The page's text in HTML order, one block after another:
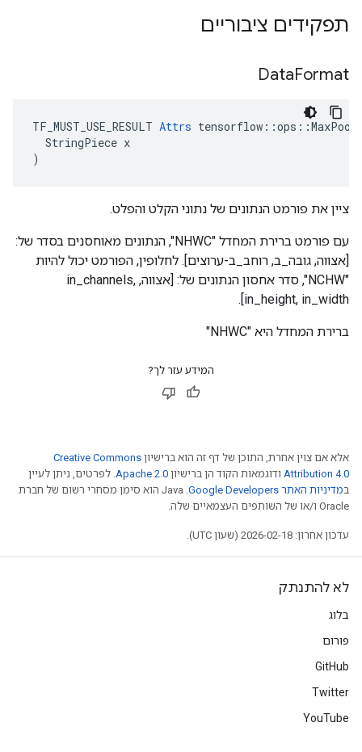
תפקידים ציבוריים
DataFormat
TF_MUST_USE_RESULT Attrs
  StringPiece x
)
ציין את פורמט הנתונים של נתוני הקלט והפלט.
עם פורמט ברירת המחדל "NHWC", הנתונים מאוחסנים בסדר של:
[אצווה, גובה_ב, רוחב_ב-ערוצים]. לחלופין, הפורמט יכול להיות
"NCHW", סדר אחסון הנתונים של: [אצווה, in_channels,
in_height, in_width].
ברירת המחדל היא "NHWC"
המידע עזר לך?
אלא אם צוין אחרת, התוכן של דף זה הוא ברישיון Creative Commons
Attribution 4.0 ודוגמאות הקוד הן ברישיון Apache 2.0. לפרטים, ניתן לעיין
במדיניות האתר Google Developers‏
.‏ Java הוא סימן מסחרי רשום של חברת
Oracle ו/או של השותפים העצמאיים שלה.
עדכון אחרון: 2026-02-18 (שעון UTC).
לא להתנתק
בלוג
פורום
GitHub
Twitter
YouTube